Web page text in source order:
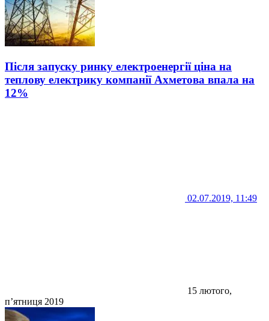
Після запуску ринку електроенергії ціна на
теплову електрику компанії Ахметова впала на
12%
02.07.2019, 11:49
15 лютого,
п’ятниця 2019